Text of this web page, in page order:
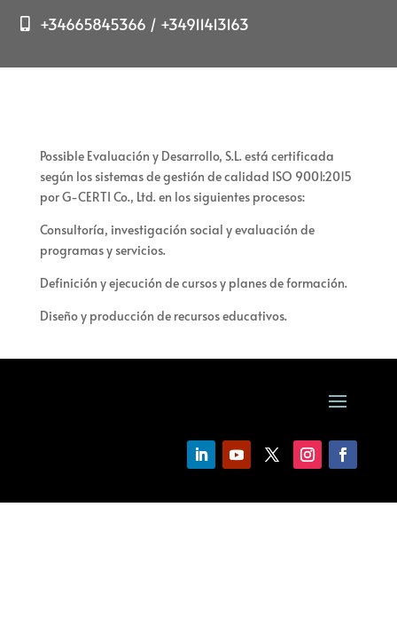
+34665845366 / +34911413163
Possible Evaluación y Desarrollo, S.L. está certificada
según los sistemas de gestión de calidad ISO 9001:2015
por G-CERTI Co., Ltd. en los siguientes procesos:
Consultoría, investigación social y evaluación de
programas y servicios.
Definición y ejecución de cursos y planes de formación.
Diseño y producción de recursos educativos.